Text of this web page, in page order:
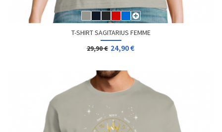
T-SHIRT SAGITARIUS FEMME
29,90 € 24,90 €